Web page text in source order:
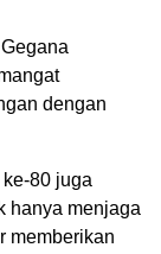
dengan
80 juga
hanya menjaga
memberikan